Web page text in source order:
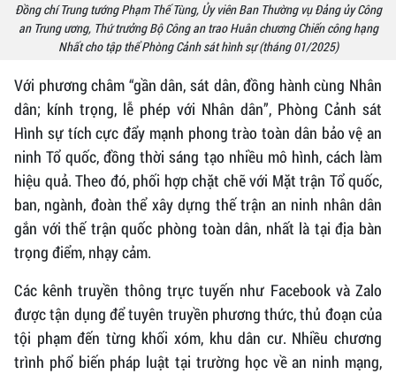
Đồng chí Trung tướng Phạm Thế Tùng, Ủy viên Ban Thường vụ Đảng ủy Công
an Trung ương, Thứ trưởng Bộ Công an trao Huân chương Chiến công hạng
Nhất cho tập thể Phòng Cảnh sát hình sự (tháng 01/2025)
Với phương châm “gần dân, sát dân, đồng hành cùng Nhân
dân; kính trọng, lễ phép với Nhân dân”, Phòng Cảnh sát
Hình sự tích cực đẩy mạnh phong trào toàn dân bảo vệ an
ninh Tổ quốc, đồng thời sáng tạo nhiều mô hình, cách làm
hiệu quả. Theo đó, phối hợp chặt chẽ với Mặt trận Tổ quốc,
ban, ngành, đoàn thể xây dựng thế trận an ninh nhân dân
gắn với thế trận quốc phòng toàn dân, nhất là tại địa bàn
trọng điểm, nhạy cảm.
Các kênh truyền thông trực tuyến như Facebook và Zalo
được tận dụng để tuyên truyền phương thức, thủ đoạn của
tội phạm đến từng khối xóm, khu dân cư. Nhiều chương
trình phổ biến pháp luật tại trường học về an ninh mạng,